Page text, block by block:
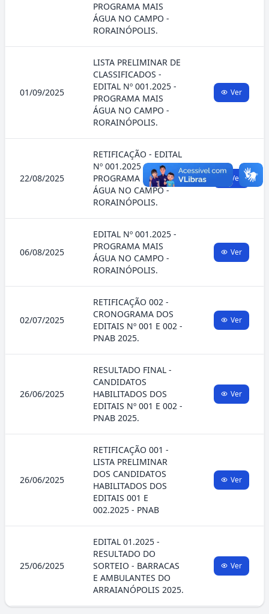
PROGRAMA MAIS
ÁGUA NO CAMPO -
RORAINÓPOLIS.
01/09/2025
LISTA PRELIMINAR DE
CLASSIFICADOS -
EDITAL Nº 001.2025 -
PROGRAMA MAIS
ÁGUA NO CAMPO -
RORAINÓPOLIS.
Ver
22/08/2025
RETIFICAÇÃO - EDITAL
Nº 001.2025 -
PROGRAMA MAIS
ÁGUA NO CAMPO -
RORAINÓPOLIS.
Ver
06/08/2025
EDITAL Nº 001.2025 -
PROGRAMA MAIS
ÁGUA NO CAMPO -
RORAINÓPOLIS.
Ver
02/07/2025
RETIFICAÇÃO 002 -
CRONOGRAMA DOS
EDITAIS Nº 001 E 002 -
PNAB 2025.
Ver
26/06/2025
RESULTADO FINAL -
CANDIDATOS
HABILITADOS DOS
EDITAIS Nº 001 E 002 -
PNAB 2025.
Ver
26/06/2025
RETIFICAÇÃO 001 -
LISTA PRELIMINAR
DOS CANDIDATOS
HABILITADOS DOS
EDITAIS 001 E
002.2025 - PNAB
Ver
25/06/2025
EDITAL 01.2025 -
RESULTADO DO
SORTEIO - BARRACAS
E AMBULANTES DO
ARRAIANÓPOLIS 2025.
Ver